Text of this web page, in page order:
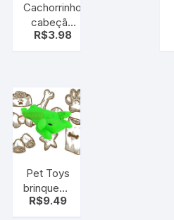
Cachorrinho
cabeção
urso
R$3.98
Pet Toys
brinquedo
para seu
R$9.49